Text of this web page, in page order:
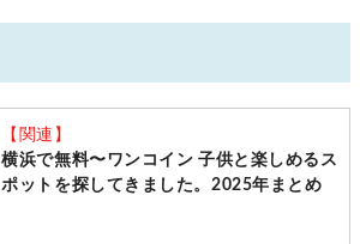
【関連】
横浜で無料〜ワンコイン 子供と楽しめるス
ポットを探してきました。2025年まとめ